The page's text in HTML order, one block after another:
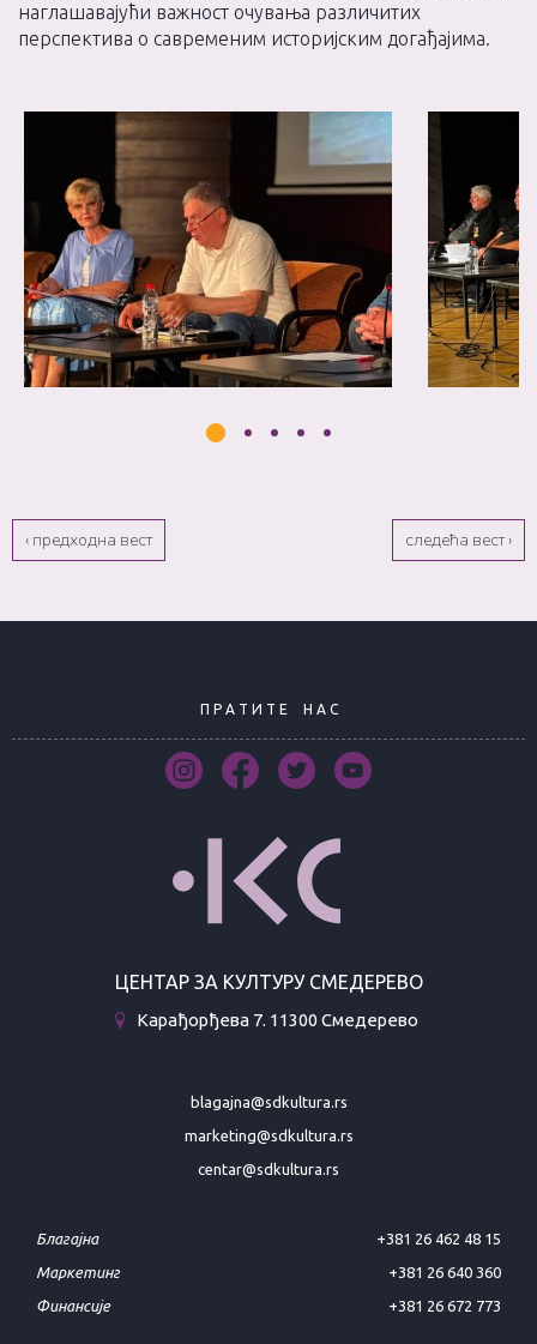
наглашавајући важност очувања различитих
перспектива о савременим историјским догађајима.
‹ предходна вест следећа вест ›
П Р А Т И Т Е Н А С
ЦЕНТАР ЗА КУЛТУРУ СМЕДЕРЕВО
Карађорђева 7. 11300 Смедерево
blagajna@sdkultura.rs
marketing@sdkultura.rs
centar@sdkultura.rs
Благајна
+381 26 462 48 15
Маркетинг
+381 26 640 360
Финансије
+381 26 672 773